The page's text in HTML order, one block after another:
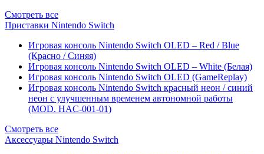
Смотреть все
Приставки Nintendo Switch
Игровая консоль Nintendo Switch OLED – Red / Blue
(Красно / Синяя)
Игровая консоль Nintendo Switch OLED – White (Белая)
Игровая консоль Nintendo Switch OLED (GameReplay)
Игровая консоль Nintendo Switch красный неон / синий
неон с улучшенным временем автономной работы
(MOD. HAC-001-01)
Смотреть все
Аксессуары Nintendo Switch